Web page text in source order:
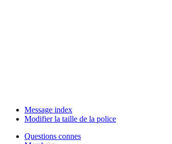
Message index
Modifier la taille de la police
Questions connes